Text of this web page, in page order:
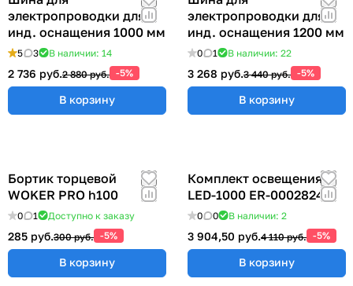
электропроводки для
инд. оснащения 1000 мм
5 3 В наличии: 14
2 736 руб.2 880 руб. -5%
В корзину
электропроводки для
инд. оснащения 1200 мм
0 1 В наличии: 22
3 268 руб.3 440 руб. -5%
В корзину
Бортик торцевой
WOKER PRO h100
0 1 Доступно к заказу
285 руб.300 руб. -5%
В корзину
Комплект освещения
LED-1000 ER-00028248
0 0 В наличии: 2
3 904,50 руб.4 110 руб. -5%
В корзину